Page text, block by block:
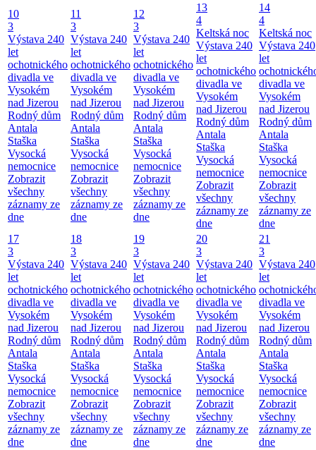
10
3
Výstava 240
let
ochotnického
divadla ve
Vysokém
nad Jizerou
Rodný dům
Antala
Staška
Vysocká
nemocnice
Zobrazit
všechny
záznamy ze
dne
11
3
Výstava 240
let
ochotnického
divadla ve
Vysokém
nad Jizerou
Rodný dům
Antala
Staška
Vysocká
nemocnice
Zobrazit
všechny
záznamy ze
dne
12
3
Výstava 240
let
ochotnického
divadla ve
Vysokém
nad Jizerou
Rodný dům
Antala
Staška
Vysocká
nemocnice
Zobrazit
všechny
záznamy ze
dne
13
4
Keltská noc
Výstava 240
let
ochotnického
divadla ve
Vysokém
nad Jizerou
Rodný dům
Antala
Staška
Vysocká
nemocnice
Zobrazit
všechny
záznamy ze
dne
14
4
Keltská noc
Výstava 240
let
divadla ve
Vysokém
nad Jizerou
Rodný dům
Antala
Staška
Vysocká
nemocnice
Zobrazit
všechny
záznamy ze
dne
17
3
Výstava 240
let
ochotnického
divadla ve
Vysokém
nad Jizerou
Rodný dům
Antala
Staška
Vysocká
nemocnice
Zobrazit
všechny
záznamy ze
dne
18
3
Výstava 240
let
ochotnického
divadla ve
Vysokém
nad Jizerou
Rodný dům
Antala
Staška
Vysocká
nemocnice
Zobrazit
všechny
záznamy ze
dne
19
3
Výstava 240
let
ochotnického
divadla ve
Vysokém
nad Jizerou
Rodný dům
Antala
Staška
Vysocká
nemocnice
Zobrazit
všechny
záznamy ze
dne
20
3
Výstava 240
let
ochotnického
divadla ve
Vysokém
nad Jizerou
Rodný dům
Antala
Staška
Vysocká
nemocnice
Zobrazit
všechny
záznamy ze
dne
21
3
Výstava 240
let
divadla ve
Vysokém
nad Jizerou
Rodný dům
Antala
Staška
Vysocká
nemocnice
Zobrazit
všechny
záznamy ze
dne